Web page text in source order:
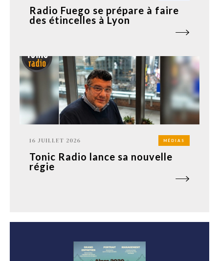
Radio Fuego se prépare à faire
des étincelles à Lyon
16 JUILLET 2026 MÉDIAS
Tonic Radio lance sa nouvelle
régie